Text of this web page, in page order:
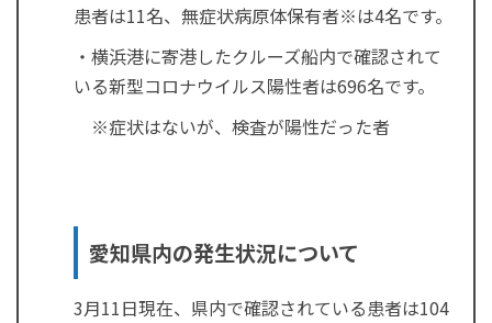
患者は11名、無症状病原体保有者※は4名です。
・横浜港に寄港したクルーズ船内で確認されて
いる新型コロナウイルス陽性者は696名です。
※症状はないが、検査が陽性だった者
愛知県内の発生状況について
3月11日現在、県内で確認されている患者は104